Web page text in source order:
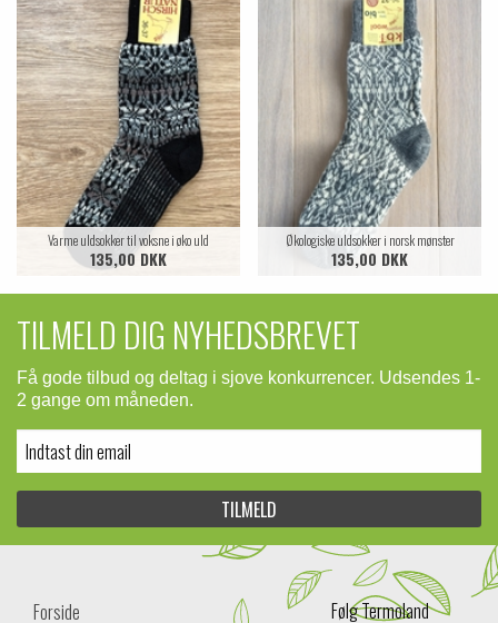
Varme uldsokker til voksne i øko uld
135,00 DKK
Økologiske uldsokker i norsk mønster
135,00 DKK
TILMELD DIG NYHEDSBREVET
Få gode tilbud og deltag i sjove konkurrencer. Udsendes 1-
2 gange om måneden.
Forside
Følg Termoland